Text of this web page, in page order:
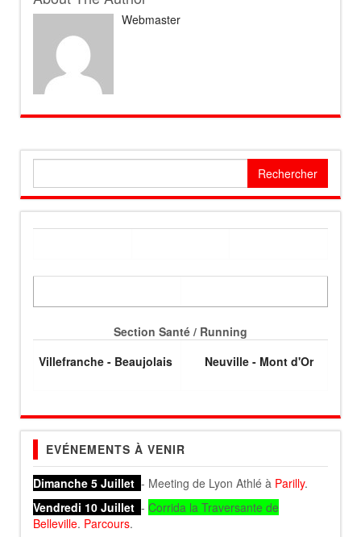
Webmaster
Section Santé / Running
Villefranche - Beaujolais
Neuville - Mont d'Or
EVÉNEMENTS À VENIR
Dimanche 5 Juillet - Meeting de Lyon Athlé à Parilly.
Vendredi 10 Juillet - Corrida la Traversante de
Belleville. Parcours.